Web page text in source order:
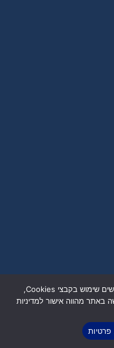
לשם חוויית שימוש נוחה ובטוחה אנו עושים שימוש בקבצי Cookies,
באתר מהווה אישור למדיניות
פרטיות